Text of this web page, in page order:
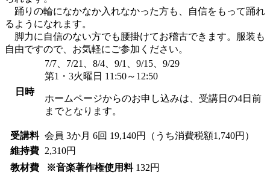
踊りの輪になかなか入れなかった方も、自信をもって踊れ
るようになれます。
脚力に自信のない方でも腰掛けてお稽古できます。服装も
自由ですので、お気軽にご参加ください。
日時
7/7、7/21、8/4、9/1、9/15、9/29
第1・3火曜日 11:50～12:50
ホームページからのお申し込みは、受講日の4日前
までとなります。
受講料 会員 3か月 6回 19,140円（うち消費税額1,740円）
維持費
2,310円
教材費
※音楽著作権使用料 132円